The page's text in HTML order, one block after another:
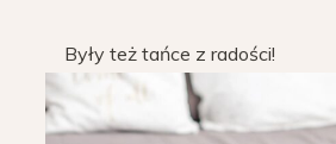
Były też tańce z radości!